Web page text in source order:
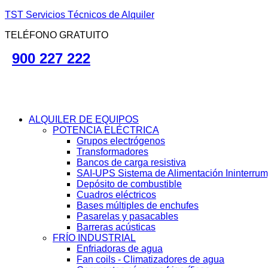
TST Servicios Técnicos de Alquiler
TELÉFONO GRATUITO
900 227 222
ALQUILER DE EQUIPOS
POTENCIA ELÉCTRICA
Grupos electrógenos
Transformadores
Bancos de carga resistiva
SAI-UPS Sistema de Alimentación
Depósito de combustible
Cuadros eléctricos
Bases múltiples de enchufes
Pasarelas y pasacables
Barreras acústicas
FRÍO INDUSTRIAL
Enfriadoras de agua
Fan coils - Climatizadores de agua